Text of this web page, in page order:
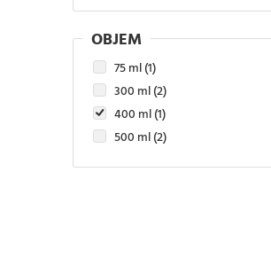
OBJEM
75 ml (1)
300 ml (2)
400 ml (1)
500 ml (2)